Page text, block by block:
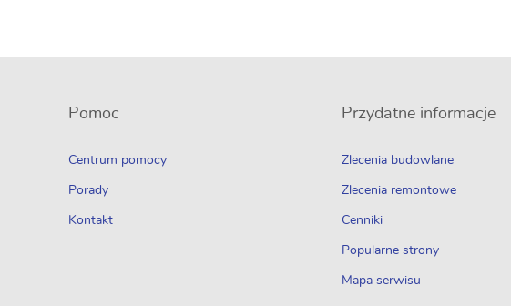
Pomoc
Centrum pomocy
Porady
Kontakt
Przydatne informacje
Zlecenia budowlane
Zlecenia remontowe
Cenniki
Popularne strony
Mapa serwisu